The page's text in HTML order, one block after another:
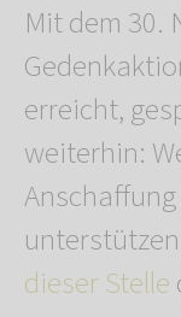
Mit dem 30.
erreicht,
weiterhin:
dieser Stelle